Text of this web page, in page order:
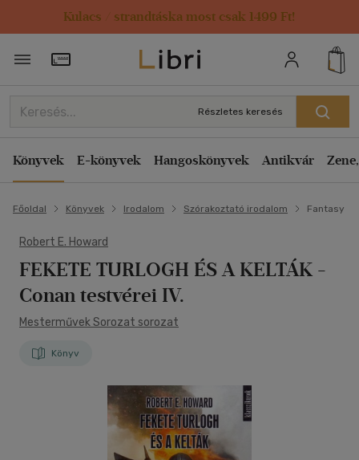
Kulacs / strandtáska most csak 1499 Ft!
Törzsvásárlói Kártya adatai
Részletes keresés
Könyvek E-könyvek Hangoskönyvek Antikvár
Főoldal Könyvek Irodalom Szórakoztató irodalom Fantasy
Robert E. Howard
FEKETE TURLOGH ÉS A KELTÁK -
Conan testvérei IV.
Mesterművek Sorozat sorozat
Könyv